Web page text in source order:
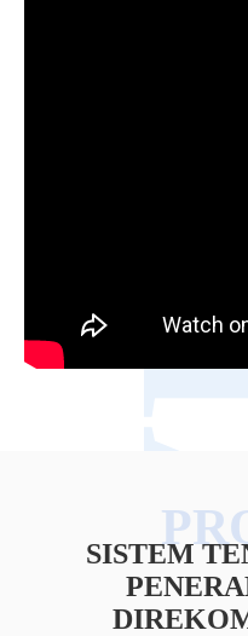
SISTEM